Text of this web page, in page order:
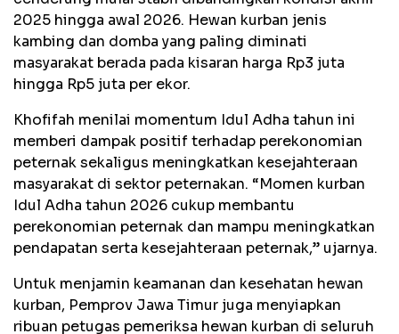
2025 hingga awal 2026. Hewan kurban jenis
kambing dan domba yang paling diminati
masyarakat berada pada kisaran harga Rp3 juta
hingga Rp5 juta per ekor.
Khofifah menilai momentum Idul Adha tahun ini
memberi dampak positif terhadap perekonomian
peternak sekaligus meningkatkan kesejahteraan
masyarakat di sektor peternakan. “Momen kurban
Idul Adha tahun 2026 cukup membantu
perekonomian peternak dan mampu meningkatkan
pendapatan serta kesejahteraan peternak,” ujarnya.
Untuk menjamin keamanan dan kesehatan hewan
kurban, Pemprov Jawa Timur juga menyiapkan
ribuan petugas pemeriksa hewan kurban di seluruh